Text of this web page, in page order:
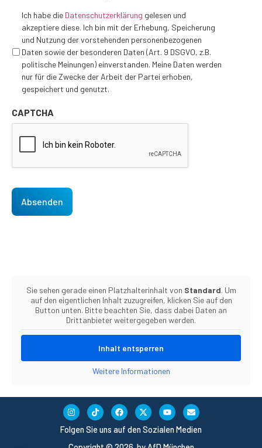
Ich habe die Datenschutzerklärung gelesen und
akzeptiere diese. Ich bin mit der Erhebung, Speicherung
und Nutzung der vorstehenden personenbezogenen
Daten sowie der besonderen Daten (Art. 9 DSGVO, z.B.
politische Meinungen) einverstanden. Meine Daten werden
nur für die Zwecke der Arbeit der Partei erhoben,
gespeichert und genutzt.
CAPTCHA
Sie sehen gerade einen Platzhalterinhalt von Standard. Um
auf den eigentlichen Inhalt zuzugreifen, klicken Sie auf den
Button unten. Bitte beachten Sie, dass dabei Daten an
Drittanbieter weitergegeben werden.
Inhalt entsperren
Weitere Informationen
Folgen Sie uns auf den Sozialen Medien